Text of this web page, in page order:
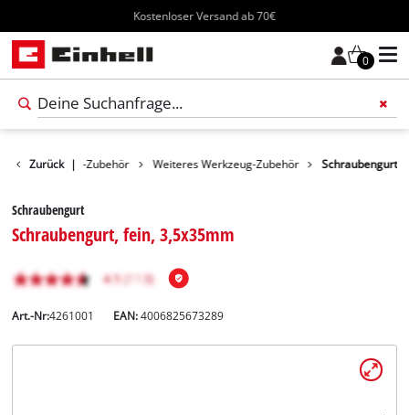
Kostenloser Versand ab 70€
0
Zurück |
Werkzeug-Zubehör Weiteres Werkzeug-Zubehör Schraubengurt
Schraubengurt
Schraubengurt, fein, 3,5x35mm
Art.-Nr:4261001 EAN:4006825673289